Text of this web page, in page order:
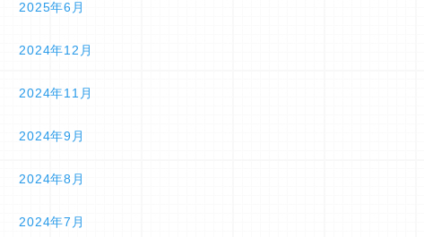
2025年6月
2024年12月
2024年11月
2024年9月
2024年8月
2024年7月